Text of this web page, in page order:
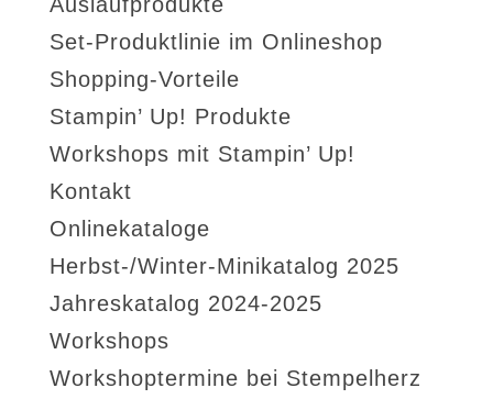
Set-Produktlinie im Onlineshop
Shopping-Vorteile
Stampin’ Up! Produkte
Workshops mit Stampin’ Up!
Kontakt
Onlinekataloge
Herbst-/Winter-Minikatalog 2025
Jahreskatalog 2024-2025
Workshops
Workshoptermine bei Stempelherz